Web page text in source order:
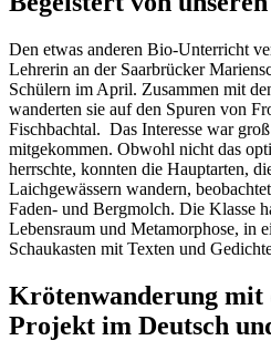
Den etwas anderen Bio-Unterricht
Lehrerin an der Saarbrücker
Schülern im April. Zusammen mit
wanderten sie auf den Spuren von
Fischbachtal. Das Interesse war
mitgekommen. Obwohl nicht das
herrschte, konnten die Hauptarten,
Laichgewässern wandern,
Faden- und Bergmolch. Die Klasse
Lebensraum und Metamorphose, in
Schaukasten mit Texten und
Krötenwanderung mit
Projekt im Deutsch